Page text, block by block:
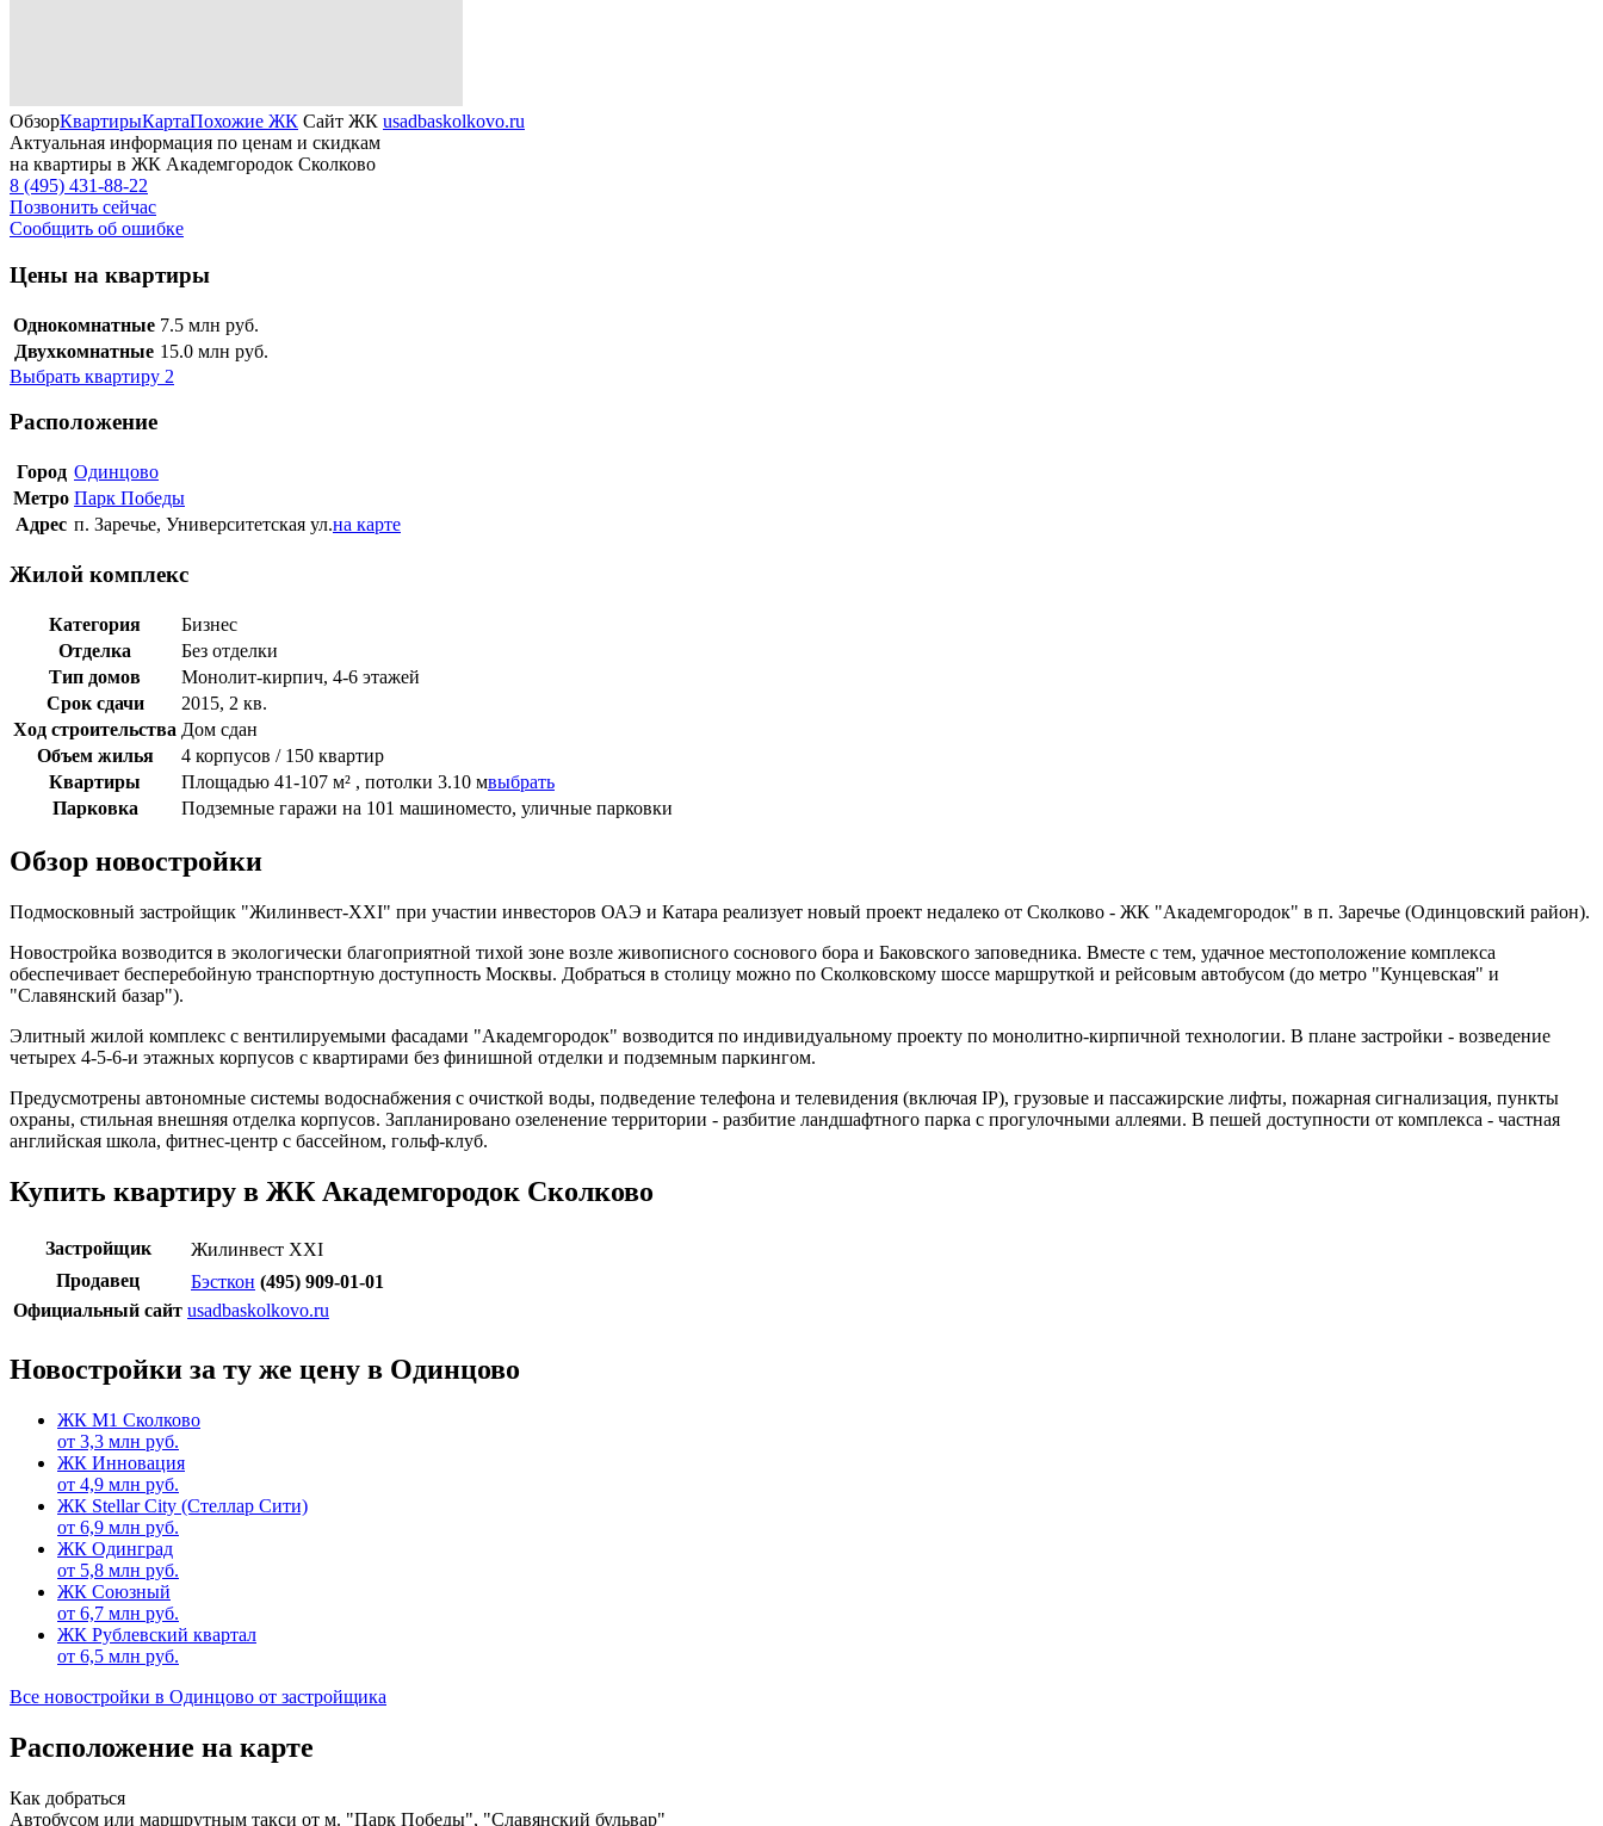
ОбзорКвартирыКартаПохожие ЖК Сайт ЖК usadbaskolkovo.ru
Актуальная информация по ценам и скидкам
на квартиры в ЖК Академгородок Сколково
8 (495) 431-88-22
Позвонить сейчас
Сообщить об ошибке
Цены на квартиры
Однокомнатные 7.5 млн руб.
Двухкомнатные 15.0 млн руб.
Выбрать квартиру 2
Расположение
Город Одинцово
Метро Парк Победы
Адрес п. Заречье, Университетская ул.на карте
Жилой комплекс
Категория
Бизнес
Отделка
Без отделки
Тип домов
Монолит-кирпич, 4-6 этажей
Срок сдачи
2015, 2 кв.
Ход строительства Дом сдан
Объем жилья
4 корпусов / 150 квартир
Квартиры
Площадью 41-107 м² , потолки 3.10 мвыбрать
Парковка
Подземные гаражи на 101 машиноместо, уличные парковки
Обзор новостройки
Подмосковный застройщик "Жилинвест-XXI" при участии инвесторов ОАЭ и Катара реализует новый проект недалеко от Сколково - ЖК "Академгородок" в п. Заречье (Одинцовский район).
Новостройка возводится в экологически благоприятной тихой зоне возле живописного соснового бора и Баковского заповедника. Вместе с тем, удачное местоположение комплекса
обеспечивает бесперебойную транспортную доступность Москвы. Добраться в столицу можно по Сколковскому шоссе маршруткой и рейсовым автобусом (до метро "Кунцевская" и
"Славянский базар").
Элитный жилой комплекс с вентилируемыми фасадами "Академгородок" возводится по индивидуальному проекту по монолитно-кирпичной технологии. В плане застройки - возведение
четырех 4-5-6-и этажных корпусов с квартирами без финишной отделки и подземным паркингом.
Предусмотрены автономные системы водоснабжения с очисткой воды, подведение телефона и телевидения (включая IP), грузовые и пассажирские лифты, пожарная сигнализация, пункты
охраны, стильная внешняя отделка корпусов. Запланировано озеленение территории - разбитие ландшафтного парка с прогулочными аллеями. В пешей доступности от комплекса - частная
английская школа, фитнес-центр с бассейном, гольф-клуб.
Купить квартиру в ЖК Академгородок Сколково
Застройщик
Жилинвест XXI
Продавец
Бэсткон (495) 909-01-01
Официальный сайт usadbaskolkovo.ru
Новостройки за ту же цену в Одинцово
ЖК М1 Сколково
от 3,3 млн руб.
ЖК Инновация
от 4,9 млн руб.
ЖК Stellar City (Стеллар Сити)
от 6,9 млн руб.
ЖК Одинград
от 5,8 млн руб.
ЖК Союзный
от 6,7 млн руб.
ЖК Рублевский квартал
от 6,5 млн руб.
Все новостройки в Одинцово от застройщика
Расположение на карте
Как добраться
Автобусом или маршрутным такси от м. "Парк Победы", "Славянский бульвар"